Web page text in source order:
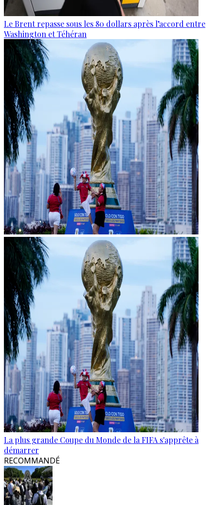
Le Brent repasse sous les 80 dollars après l’accord entre
Washington et Téhéran
La plus grande Coupe du Monde de la FIFA s'apprête à
démarrer
RECOMMANDÉ